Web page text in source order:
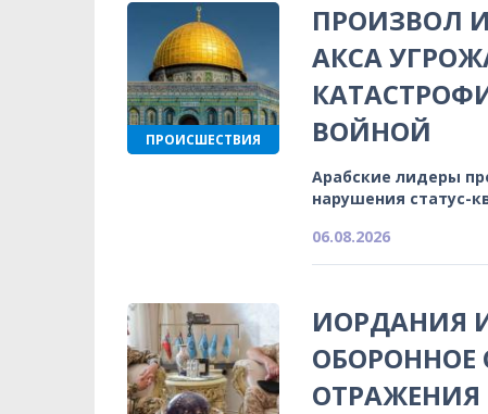
ПРОИСШЕСТВИЯ
ПРОИЗВОЛ
АКСА
ВОЙНОЙ
Арабские лидеры
нарушения статус-
06.08.2026
ИОРДАНИЯ
ОБОРОННОЕ
ОТРАЖЕНИЯ